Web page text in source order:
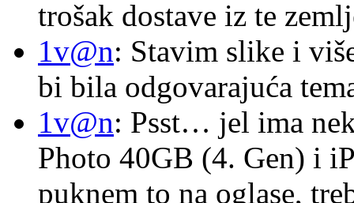
trošak dostave iz te
1v@n: Stavim slike i
bi bila odgovarajuća
1v@n: Psst… jel ima
Photo 40GB (4. Gen) i
puknem to na oglase,